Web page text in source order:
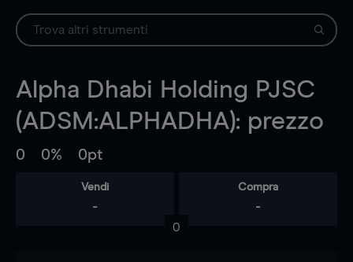
Alpha Dhabi Holding PJSC
(ADSM:ALPHADHA): prezzo
0 0% 0pt
Vendi
-
Compra
-
0